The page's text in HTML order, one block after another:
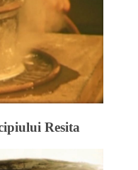
Resita